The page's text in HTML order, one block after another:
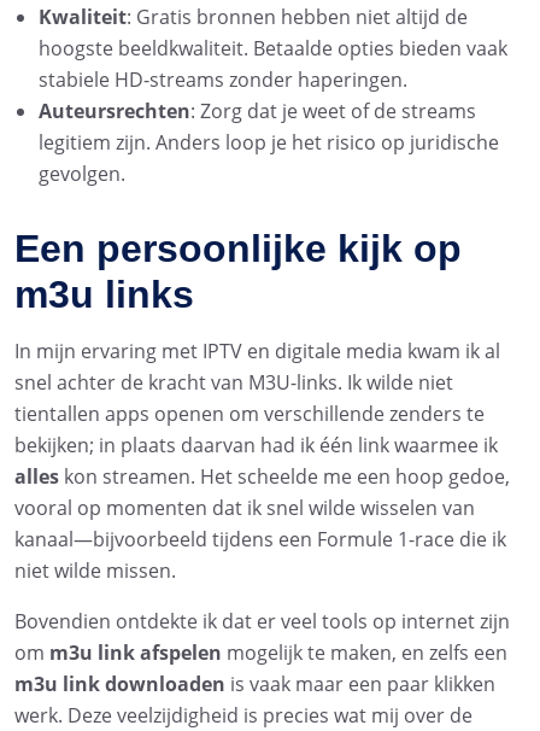
Kwaliteit: Gratis bronnen hebben niet altijd de
hoogste beeldkwaliteit. Betaalde opties bieden vaak
stabiele HD-streams zonder haperingen.
Auteursrechten: Zorg dat je weet of de streams
legitiem zijn. Anders loop je het risico op juridische
gevolgen.
Een persoonlijke kijk op
m3u links
In mijn ervaring met IPTV en digitale media kwam ik al
snel achter de kracht van M3U-links. Ik wilde niet
tientallen apps openen om verschillende zenders te
bekijken; in plaats daarvan had ik één link waarmee ik
alles kon streamen. Het scheelde me een hoop gedoe,
vooral op momenten dat ik snel wilde wisselen van
kanaal—bijvoorbeeld tijdens een Formule 1-race die ik
niet wilde missen.
Bovendien ontdekte ik dat er veel tools op internet zijn
om m3u link afspelen mogelijk te maken, en zelfs een
m3u link downloaden is vaak maar een paar klikken
werk. Deze veelzijdigheid is precies wat mij over de